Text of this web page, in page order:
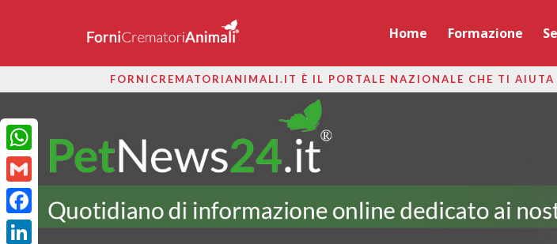
WhatsApp
Gmail
Facebook
Home Formazione
FORNICREMATORIANIMALI.IT È IL PORTALE NAZIONALE CHE TI